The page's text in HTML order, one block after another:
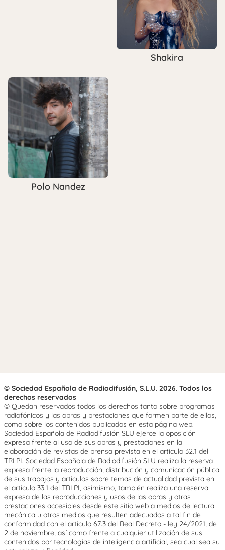
Shakira
Polo Nandez
© Sociedad Española de Radiodifusión, S.L.U. 2026. Todos los
derechos reservados
© Quedan reservados todos los derechos tanto sobre programas
radiofónicos y las obras y prestaciones que formen parte de ellos,
como sobre los contenidos publicados en esta página web.
Sociedad Española de Radiodifusión SLU ejerce la oposición
expresa frente al uso de sus obras y prestaciones en la
elaboración de revistas de prensa prevista en el artículo 32.1 del
TRLPI. Sociedad Española de Radiodifusión SLU realiza la reserva
expresa frente la reproducción, distribución y comunicación pública
de sus trabajos y artículos sobre temas de actualidad prevista en
el artículo 33.1 del TRLPI, asimismo, también realiza una reserva
expresa de las reproducciones y usos de las obras y otras
prestaciones accesibles desde este sitio web a medios de lectura
mecánica u otros medios que resulten adecuados a tal fin de
conformidad con el artículo 67.3 del Real Decreto - ley 24/2021, de
2 de noviembre, así como frente a cualquier utilización de sus
contenidos por tecnologías de inteligencia artificial, sea cual sea su